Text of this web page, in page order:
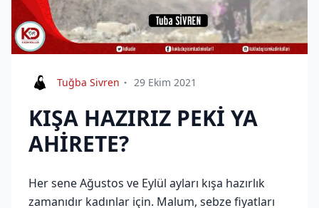
Tuğba Sivren 29 Ekim 2021
KIŞA HAZIRIZ PEKİ YA
AHİRETE?
Her sene Ağustos ve Eylül ayları kışa hazırlık
zamanıdır kadınlar için. Malum, sebze fiyatları